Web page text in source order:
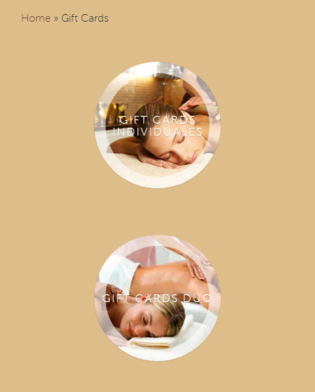
Home » Gift Cards
GIFT CARDS
INDIVIDUALES
GIFT CARDS DÚO